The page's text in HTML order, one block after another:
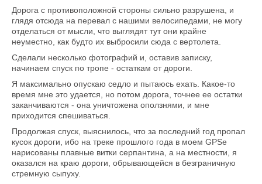
Дорога с противоположной стороны сильно разрушена, и
глядя отсюда на перевал с нашими велосипедами, не могу
отделаться от мысли, что выглядят тут они крайне
неуместно, как будто их выбросили сюда с вертолета.
Сделали несколько фотографий и, оставив записку,
начинаем спуск по тропе - остаткам от дороги.
Я максимально опускаю седло и пытаюсь ехать. Какое-то
время мне это удается, но потом дорога, точнее ее остатки
заканчиваются - она уничтожена оползнями, и мне
приходится спешиваться.
Продолжая спуск, выяснилось, что за последний год пропал
кусок дороги, ибо на треке прошлого года в моем GPSе
нарисованы плавные витки серпантина, а на местности, я
оказался на краю дороги, обрывающейся в безграничную
стремную сыпуху.